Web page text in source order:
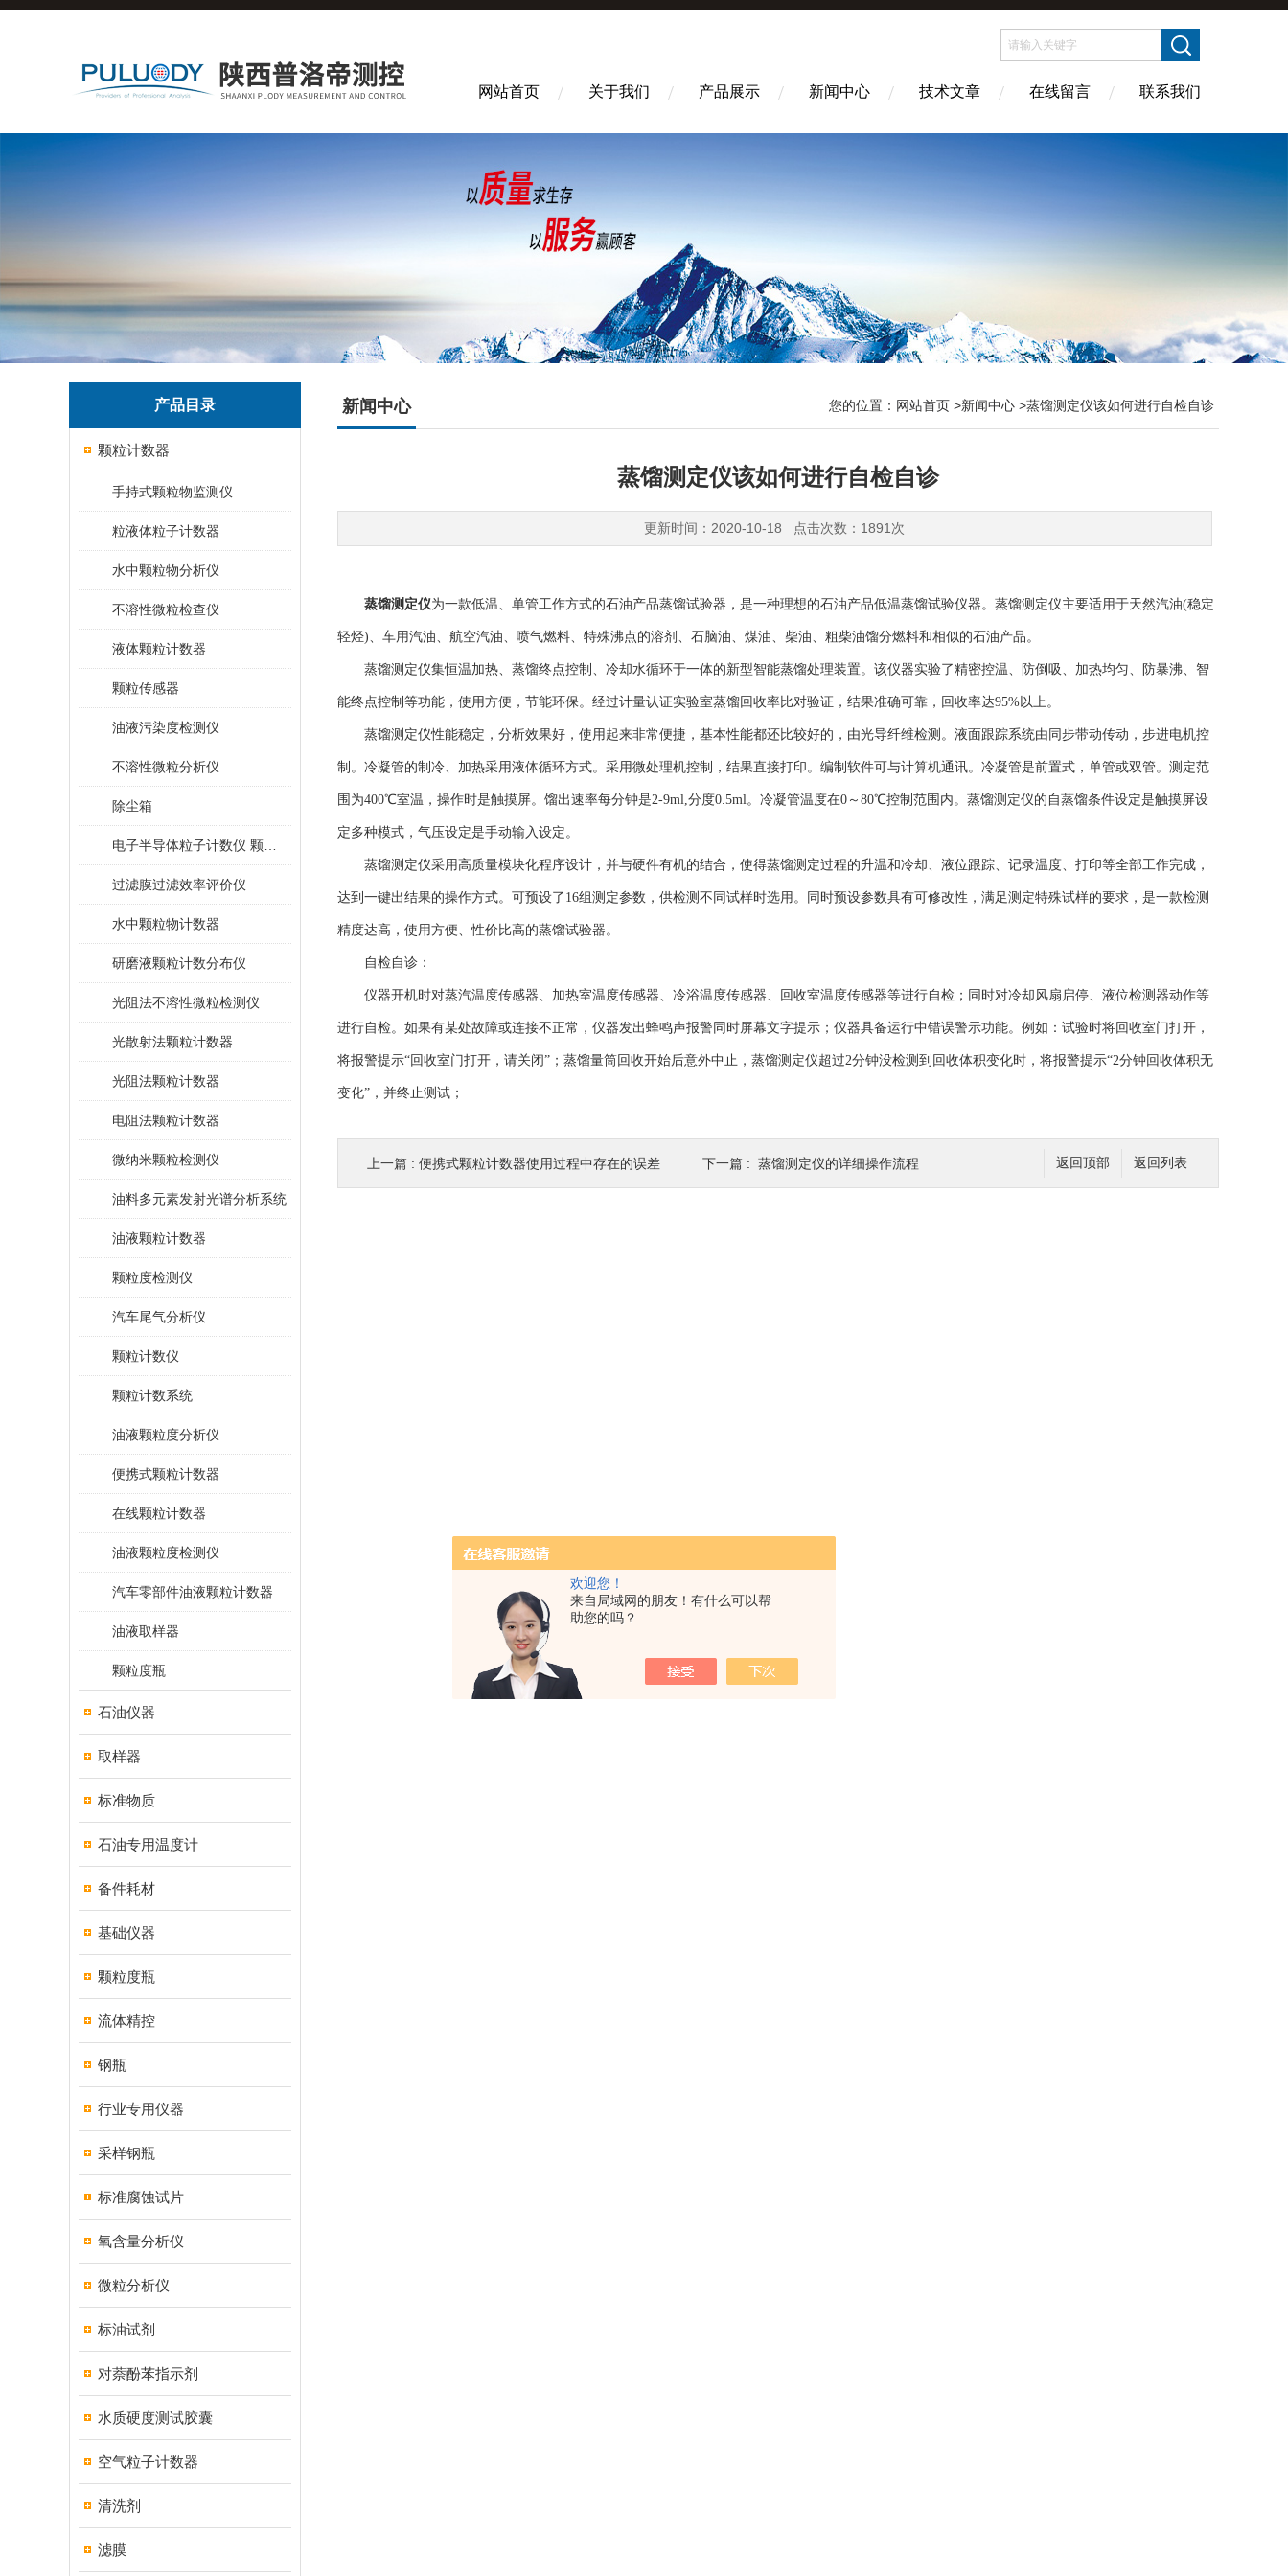
欢迎您！
来自局域网的朋友！有什么可以帮
助您的吗？
网站首页 关于我们 产品展示 新闻中心 技术文章 在线留言 联系我们
产品目录
颗粒计数器
手持式颗粒物监测仪
粒液体粒子计数器
水中颗粒物分析仪
不溶性微粒检查仪
液体颗粒计数器
颗粒传感器
油液污染度检测仪
不溶性微粒分析仪
除尘箱
过滤膜过滤效率评价仪
水中颗粒物计数器
研磨液颗粒计数分布仪
光阻法不溶性微粒检测仪
光散射法颗粒计数器
光阻法颗粒计数器
电阻法颗粒计数器
微纳米颗粒检测仪
油料多元素发射光谱分析系统
油液颗粒计数器
颗粒度检测仪
汽车尾气分析仪
颗粒计数仪
颗粒计数系统
油液颗粒度分析仪
便携式颗粒计数器
在线颗粒计数器
油液颗粒度检测仪
汽车零部件油液颗粒计数器
油液取样器
颗粒度瓶
石油仪器
取样器
标准物质
石油专用温度计
备件耗材
基础仪器
颗粒度瓶
流体精控
钢瓶
行业专用仪器
采样钢瓶
标准腐蚀试片
氧含量分析仪
微粒分析仪
标油试剂
对萘酚苯指示剂
水质硬度测试胶囊
空气粒子计数器
清洗剂
滤膜
新闻中心 您的位置： 网站首页 >新闻中心 >蒸馏测定仪该如何进行自检自诊
蒸馏测定仪该如何进行自检自诊
更新时间：2020-10-18 点击次数：1891次
蒸馏测定仪为一款低温、单管工作方式的石油产品蒸馏试验器，是一种理想的石油产品低温蒸馏试验仪器。蒸馏测定仪主要适用于天然汽油(稳定
轻烃)、车用汽油、航空汽油、喷气燃料、特殊沸点的溶剂、石脑油、煤油、柴油、粗柴油馏分燃料和相似的石油产品。
蒸馏测定仪集恒温加热、蒸馏终点控制、冷却水循环于一体的新型智能蒸馏处理装置。该仪器实验了精密控温、防倒吸、加热均匀、防暴沸、智
能终点控制等功能，使用方便，节能环保。经过计量认证实验室蒸馏回收率比对验证，结果准确可靠，回收率达95%以上。
蒸馏测定仪性能稳定，分析效果好，使用起来非常便捷，基本性能都还比较好的，由光导纤维检测。液面跟踪系统由同步带动传动，步进电机控
制。冷凝管的制冷、加热采用液体循环方式。采用微处理机控制，结果直接打印。编制软件可与计算机通讯。冷凝管是前置式，单管或双管。测定范
围为400℃室温，操作时是触摸屏。馏出速率每分钟是2-9ml,分度0.5ml。冷凝管温度在0～80℃控制范围内。蒸馏测定仪的自蒸馏条件设定是触摸屏设
定多种模式，气压设定是手动输入设定。
蒸馏测定仪采用高质量模块化程序设计，并与硬件有机的结合，使得蒸馏测定过程的升温和冷却、液位跟踪、记录温度、打印等全部工作完成，
达到一键出结果的操作方式。可预设了16组测定参数，供检测不同试样时选用。同时预设参数具有可修改性，满足测定特殊试样的要求，是一款检测
精度达高，使用方便、性价比高的蒸馏试验器。
自检自诊：
仪器开机时对蒸汽温度传感器、加热室温度传感器、冷浴温度传感器、回收室温度传感器等进行自检；同时对冷却风扇启停、液位检测器动作等
进行自检。如果有某处故障或连接不正常，仪器发出蜂鸣声报警同时屏幕文字提示；仪器具备运行中错误警示功能。例如：试验时将回收室门打开，
将报警提示“回收室门打开，请关闭”；蒸馏量筒回收开始后意外中止，蒸馏测定仪超过2分钟没检测到回收体积变化时，将报警提示“2分钟回收体积无
变化”，并终止测试；
返回列表
返回顶部
上一篇 : 便携式颗粒计数器使用过程中存在的误差 下一篇 : 蒸馏测定仪的详细操作流程